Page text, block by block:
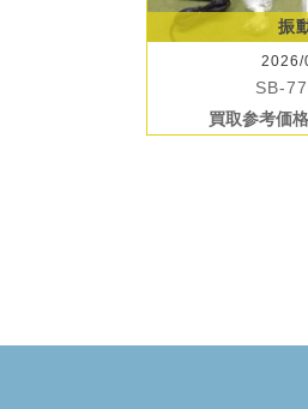
振
2026/
SB-
買取参考価格